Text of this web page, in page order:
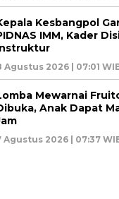
Kesbangpol
IMM, Kader
Agustus 2026 | 07:01
Mewarnai
Anak Dapat
Agustus 2026 | 07:37